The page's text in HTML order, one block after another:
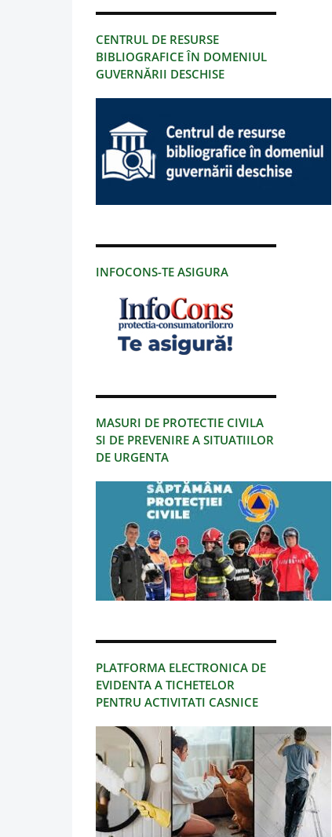
CENTRUL DE RESURSE
BIBLIOGRAFICE ÎN DOMENIUL
GUVERNĂRII DESCHISE
INFOCONS-TE ASIGURA
MASURI DE PROTECTIE CIVILA
SI DE PREVENIRE A SITUATIILOR
DE URGENTA
PLATFORMA ELECTRONICA DE
EVIDENTA A TICHETELOR
PENTRU ACTIVITATI CASNICE